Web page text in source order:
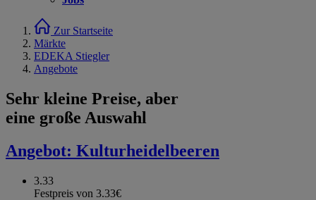
Zur Startseite
Märkte
EDEKA Stiegler
Angebote
Sehr kleine Preise, aber
eine große Auswahl
Angebot: Kulturheidelbeeren
3.33
Festpreis von 3.33€